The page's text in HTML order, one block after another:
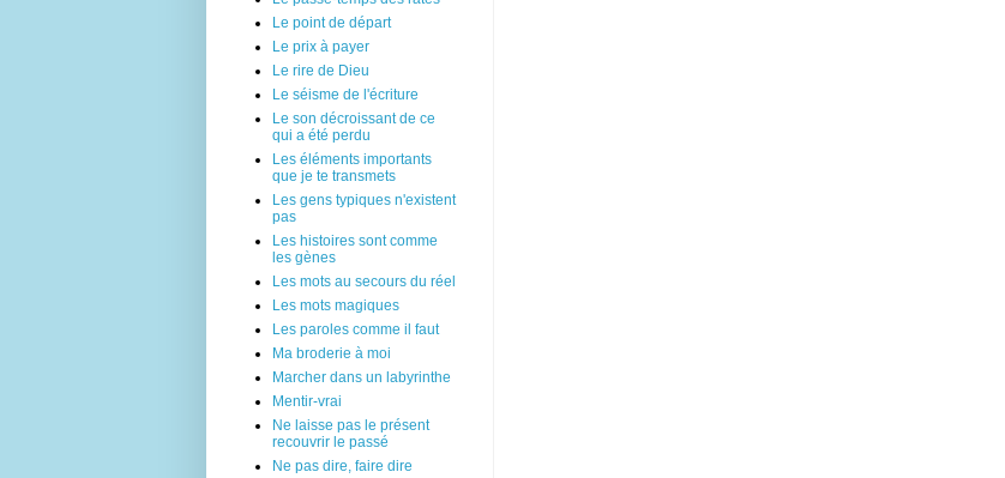
Le point de départ
Le prix à payer
Le rire de Dieu
Le séisme de l'écriture
Le son décroissant de ce
qui a été perdu
Les éléments importants
que je te transmets
Les gens typiques n'existent
pas
Les histoires sont comme
les gènes
Les mots au secours du réel
Les mots magiques
Les paroles comme il faut
Ma broderie à moi
Marcher dans un labyrinthe
Mentir-vrai
Ne laisse pas le présent
recouvrir le passé
Ne pas dire, faire dire